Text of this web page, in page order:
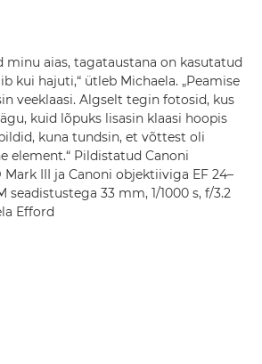
minu aias, tagataustana on kasutatud
kui hajuti,“ ütleb Michaela. „Peamise
veeklaasi. Algselt tegin fotosid, kus
kuid lõpuks lisasin klaasi hoopis
kuna tundsin, et võttest oli
element.“ Pildistatud Canoni
Mark III ja Canoni objektiiviga EF 24–
seadistustega 33 mm, 1/1000 s, f/3.2
Efford